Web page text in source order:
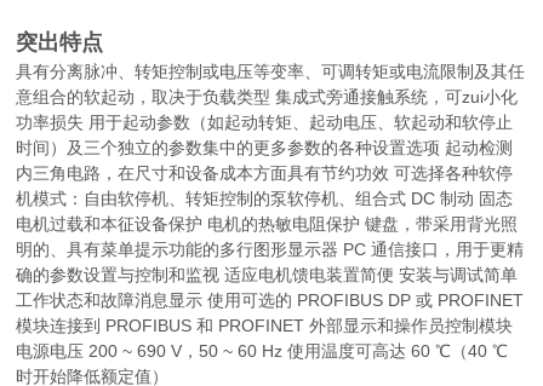
突出特点
具有分离脉冲、转矩控制或电压等变率、可调转矩或电流限制及其任
意组合的软起动，取决于负载类型 集成式旁通接触系统，可zui小化
功率损失 用于起动参数（如起动转矩、起动电压、软起动和软停止
时间）及三个独立的参数集中的更多参数的各种设置选项 起动检测
内三角电路，在尺寸和设备成本方面具有节约功效 可选择各种软停
机模式：自由软停机、转矩控制的泵软停机、组合式 DC 制动 固态
电机过载和本征设备保护 电机的热敏电阻保护 键盘，带采用背光照
明的、具有菜单提示功能的多行图形显示器 PC 通信接口，用于更精
确的参数设置与控制和监视 适应电机馈电装置简便 安装与调试简单
工作状态和故障消息显示 使用可选的 PROFIBUS DP 或 PROFINET
模块连接到 PROFIBUS 和 PROFINET 外部显示和操作员控制模块
电源电压 200 ~ 690 V，50 ~ 60 Hz 使用温度可高达 60 ℃（40 ℃
时开始降低额定值）